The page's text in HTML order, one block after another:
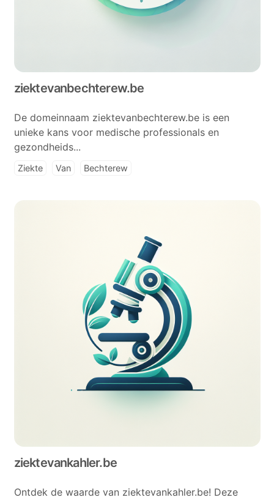
ziektevanbechterew.be
De domeinnaam ziektevanbechterew.be is een
unieke kans voor medische professionals en
gezondheids...
Ziekte Van Bechterew
ziektevankahler.be
Ontdek de waarde van ziektevankahler.be! Deze